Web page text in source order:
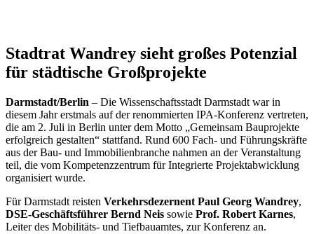
Stadtrat Wandrey sieht großes Potenzial
für städtische Großprojekte
Darmstadt/Berlin – Die Wissenschaftsstadt Darmstadt war in
diesem Jahr erstmals auf der renommierten IPA-Konferenz vertreten,
die am 2. Juli in Berlin unter dem Motto „Gemeinsam Bauprojekte
erfolgreich gestalten“ stattfand. Rund 600 Fach- und Führungskräfte
aus der Bau- und Immobilienbranche nahmen an der Veranstaltung
teil, die vom Kompetenzzentrum für Integrierte Projektabwicklung
organisiert wurde.
Für Darmstadt reisten Verkehrsdezernent Paul Georg Wandrey,
DSE-Geschäftsführer Bernd Neis sowie Prof. Robert Karnes,
Leiter des Mobilitäts- und Tiefbauamtes, zur Konferenz an.